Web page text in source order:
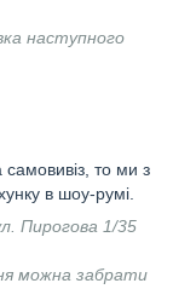
наступного
то ми з
в шоу-румі.
Пирогова 1/35
можна забрати